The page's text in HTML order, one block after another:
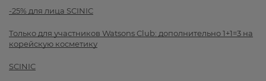
-25% для лица SCINIC
Только для участников Watsons Club: дополнительно 1+1=3 на
корейскую косметику
SCINIC